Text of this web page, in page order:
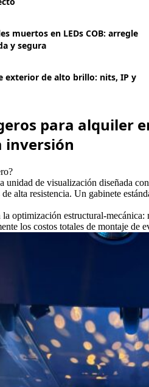
muertos en LEDs COB: arregle
y segura
exterior de alto brillo: nits, IP y
para alquiler
inversión
unidad de visualización diseñada
alta resistencia. Un gabinete
optimización estructural-
los costos totales de montaje